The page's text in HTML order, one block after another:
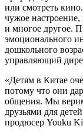
или смотреть
чужое настроение,
и многое другое.
эмоционального
дошкольного
управляющий
«Детям в Китае
потому что они
общения. Мы
друзьями для
продюсер Youku